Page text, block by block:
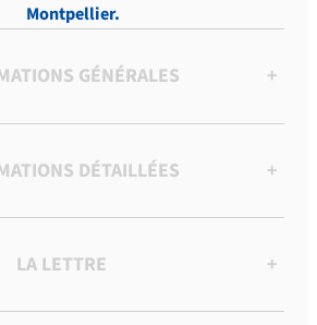
Montpellier.
GÉNÉRALES +
DÉTAILLÉES +
LA LETTRE +